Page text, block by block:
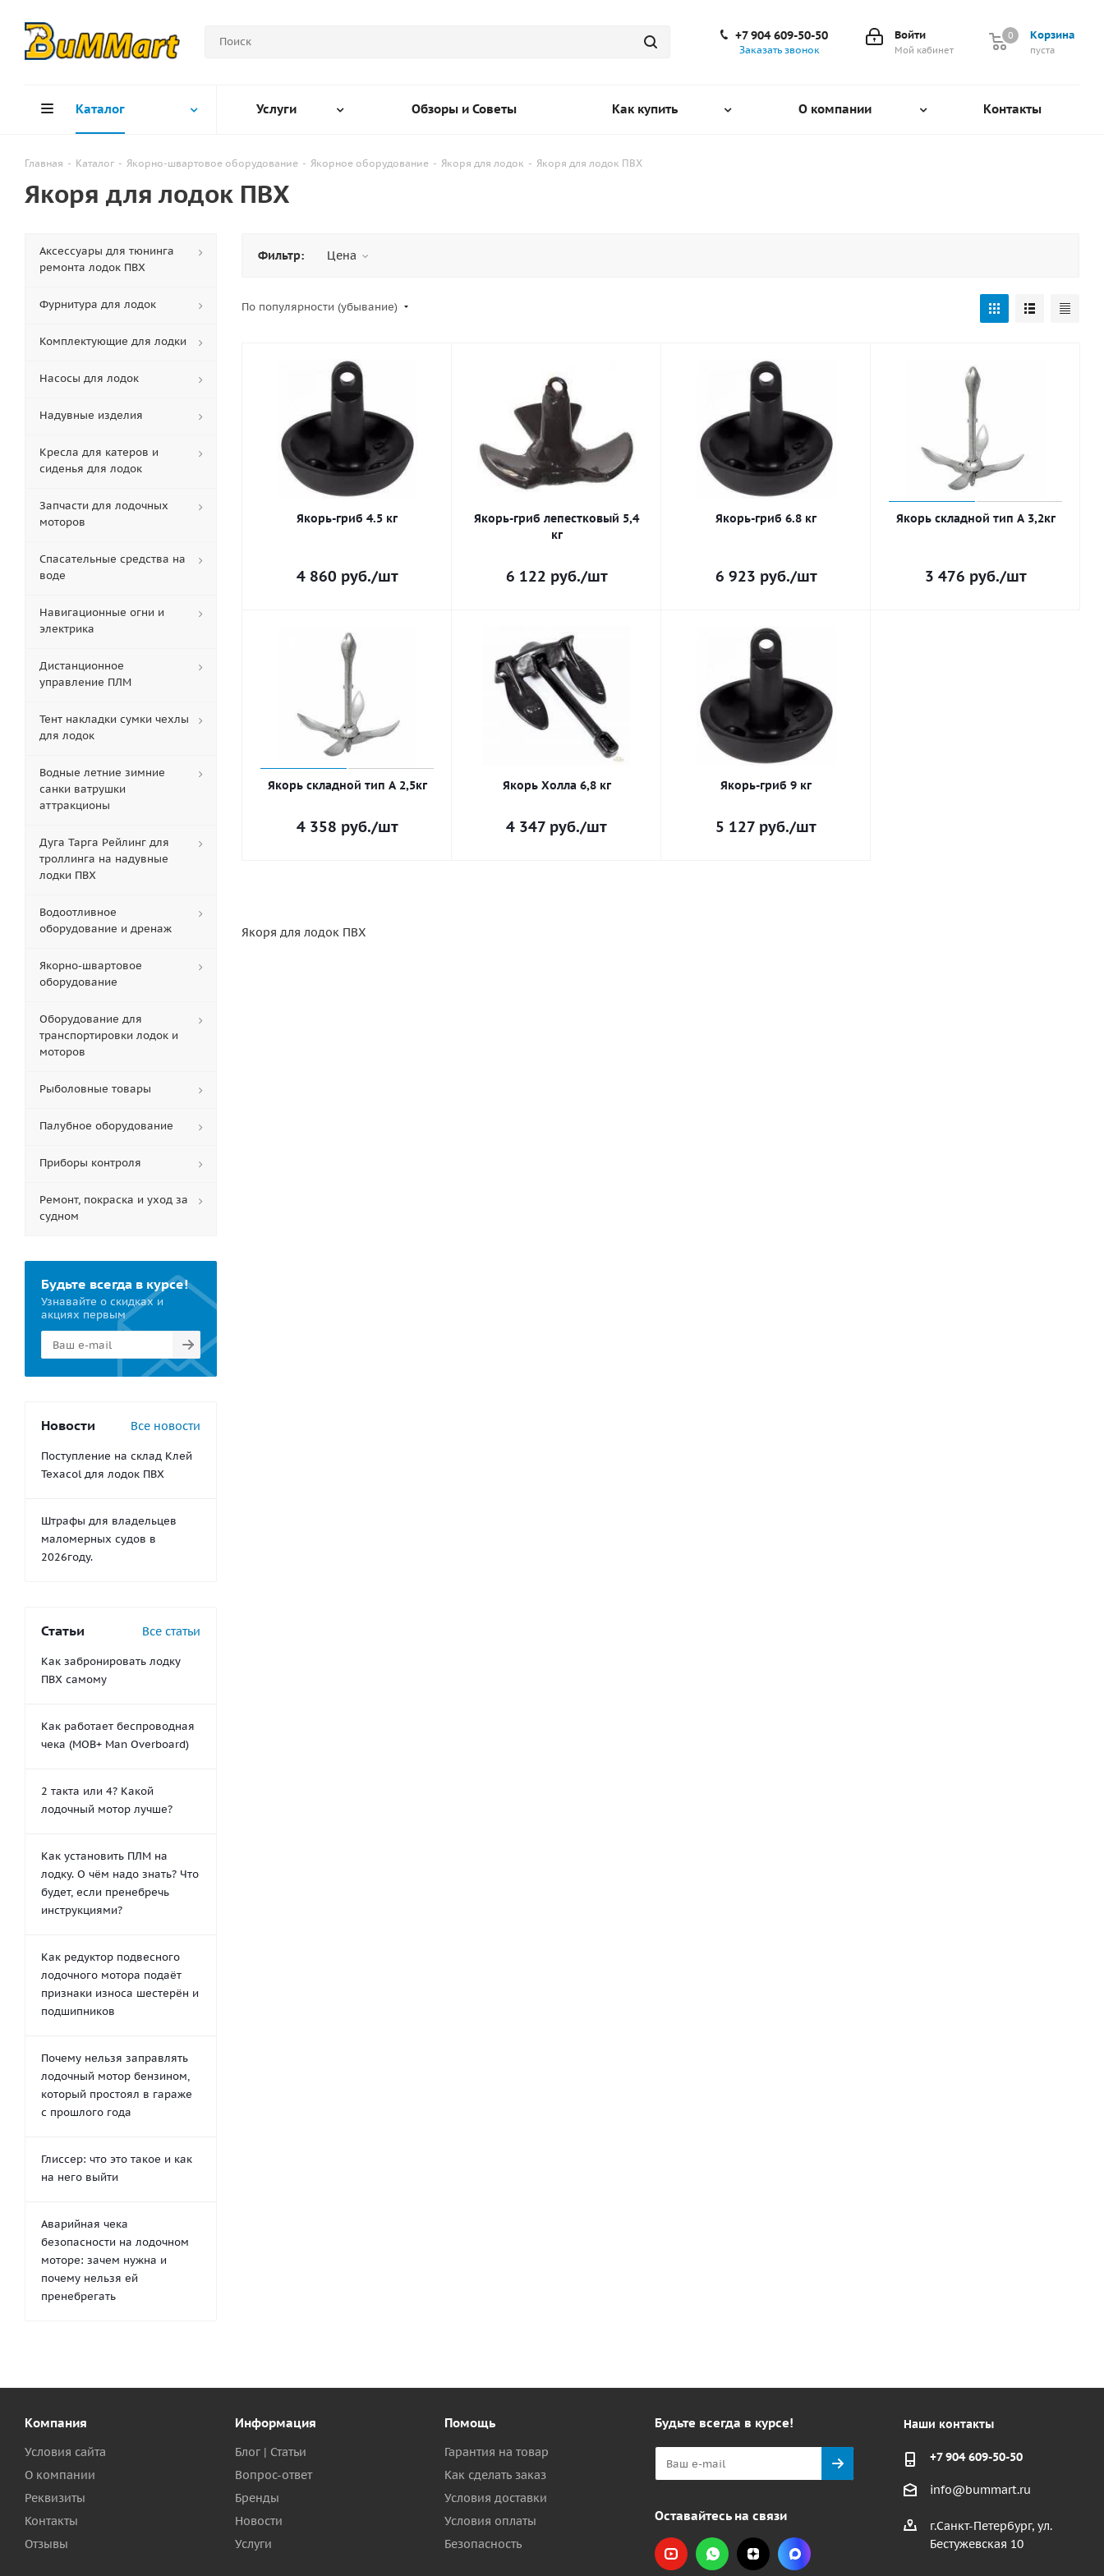
Корзина
0
пуста
0
Войти
Мой кабинет
+7 904 609-50-50
Заказать звонок
Каталог Услуги Обзоры и Советы Как купить О компании Контакты
Главная - Каталог - Якорно-швартовое оборудование - Якорное оборудование - Якоря для лодок - Якоря для лодок ПВХ
Якоря для лодок ПВХ
Фильтр: Цена
По популярности (убывание)
Якорь-гриб 4.5 кг
4 860 руб./шт
Якорь-гриб лепестковый 5,4
кг
6 122 руб./шт
Якорь-гриб 6.8 кг
6 923 руб./шт
Якорь складной тип А 3,2кг
3 476 руб./шт
Якорь складной тип А 2,5кг
4 358 руб./шт
Якорь Холла 6,8 кг
4 347 руб./шт
Якорь-гриб 9 кг
5 127 руб./шт
Якоря для лодок ПВХ
Аксессуары для тюнинга
ремонта лодок ПВХ
Фурнитура для лодок
Комплектующие для лодки
Насосы для лодок
Надувные изделия
Кресла для катеров и
сиденья для лодок
Запчасти для лодочных
моторов
Спасательные средства на
воде
Навигационные огни и
электрика
Дистанционное
управление ПЛМ
Тент накладки сумки чехлы
для лодок
Водные летние зимние
санки ватрушки
аттракционы
Дуга Тарга Рейлинг для
троллинга на надувные
лодки ПВХ
Водоотливное
оборудование и дренаж
Якорно-швартовое
оборудование
Оборудование для
транспортировки лодок и
моторов
Рыболовные товары
Палубное оборудование
Приборы контроля
Ремонт, покраска и уход за
судном
Будьте всегда в курсе!
Узнавайте о скидках и
акциях первым
Новости Все новости
Поступление на склад Клей
Texacol для лодок ПВХ
Штрафы для владельцев
маломерных судов в
2026году.
Статьи Все статьи
Как забронировать лодку
ПВХ самому
Как работает беспроводная
чека (MOB+ Man Overboard)
2 такта или 4? Какой
лодочный мотор лучше?
Как установить ПЛМ на
лодку. О чём надо знать? Что
будет, если пренебречь
инструкциями?
Как редуктор подвесного
лодочного мотора подаёт
признаки износа шестерён и
подшипников
Почему нельзя заправлять
лодочный мотор бензином,
который простоял в гараже
с прошлого года
Глиссер: что это такое и как
на него выйти
Аварийная чека
безопасности на лодочном
моторе: зачем нужна и
почему нельзя ей
пренебрегать
Компания
Условия сайта
О компании
Реквизиты
Контакты
Отзывы
Информация
Блог | Статьи
Вопрос-ответ
Бренды
Новости
Услуги
Помощь
Гарантия на товар
Как сделать заказ
Условия доставки
Условия оплаты
Безопасность
Будьте всегда в курсе!
Оставайтесь на связи
Наши контакты
+7 904 609-50-50
info@bummart.ru
г.Санкт-Петербург, ул.
Бестужевская 10